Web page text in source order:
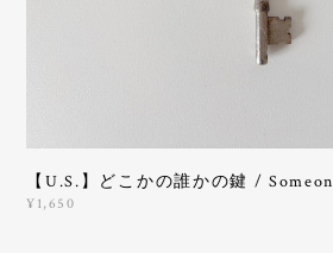
【U.S.】どこかの誰かの鍵 /
¥1,650